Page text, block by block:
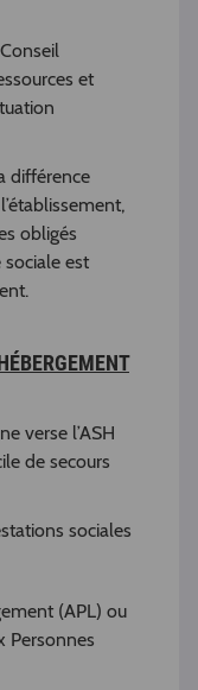
et
différence
obligés
sociale est
verse l’ASH
de secours
sociales
(APL) ou
Personnes